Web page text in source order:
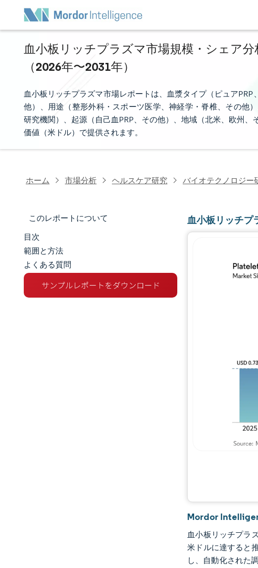
血小板リッチプラズマ市場規模・シェア
（2026年〜2031年）
血小板リッチプラズマ市場レポートは、血漿タイプ（ピュア
他）、用途（整形外科・スポーツ医学、神経学・脊椎、その他
研究機関）、起源（自己血PRP、その他）、地域（北米、欧州
価値（米ドル）で提供されます。
ホーム 市場分析 ヘルスケア研究 バイオテクノロジー
このレポートについて
市場規模とシェア
市場分析
トレンドとインサイト
目次
範囲と方法
よくある質問
血小板リッチプ
Mordor
血小板リッチプラ
米ドルに達すると
し、自動化された